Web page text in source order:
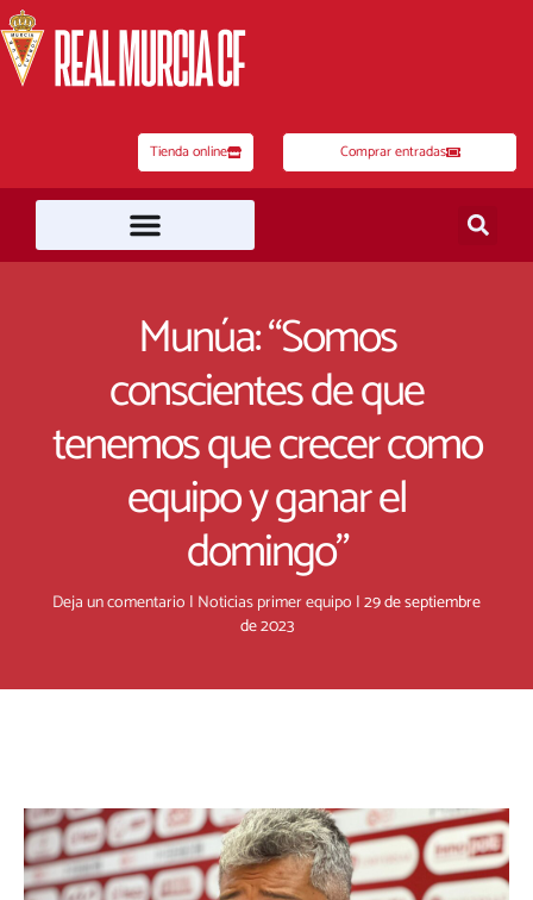
al
contenido
Tienda online Comprar entradas
Munúa: “Somos
conscientes de que
tenemos que crecer como
equipo y ganar el
domingo”
Deja un comentario | Noticias primer equipo |29 de septiembre
de 2023